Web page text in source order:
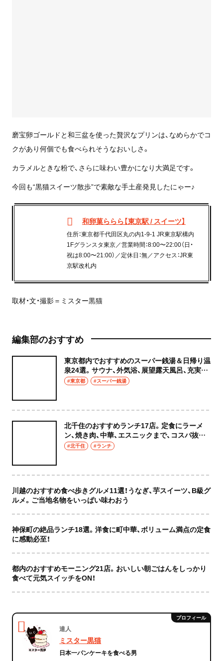
磨宝卵ゴールドと和三盆を使った贅沢なプリンは、なめらかでコ
クがあり何個でも食べられそうなおいしさ。
カラメルときな粉で、さらに味わい豊かになり大満足です。
今回も“黒猫スイーツ散歩”で素敵な手土産発見したにゃー♪
和卵菓ららら【東京駅 / スイーツ】
住所：東京都千代田区丸の内1-9-1 JR東京駅構内
1Fグランスタ東京／営業時間：8:00〜22:00（日・
祝は8:00〜21:00）／定休日：無／アクセス：JR東
京駅改札内
取材・文・撮影＝ミスター黒猫
編集部のおすすめ
東京都内でおすすめのスーパー銭湯＆日帰り温
泉24選。サウナ、外気浴、展望露天風呂、充実の
癒やし空間へ
#東京都 #スーパー銭湯
北千住のおすすめランチ17店。定食にラーメ
ン、焼き肉、中華、エスニックまで、コスパ抜群
な店もおしゃれな店も網羅してご紹介！
#北千住 #ランチ
川越のおすすめ食べ歩きグルメ11選！うなぎ、芋スイーツ、B級グ
ルメ。ご当地名物をいっぱい味わおう
神保町の絶品ランチ18選。洋食に町中華、ボリューム満点の定食
に感動必至！
都内のおすすめモーニング21店。おいしい朝ごはんをしっかり
食べて元気スイッチをON！
達人
ミスター黒猫
日本一パンケーキを食べる男